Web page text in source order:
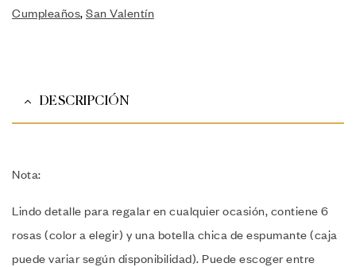
Cumpleaños, San Valentín
DESCRIPCIÓN
Nota:
Lindo detalle para regalar en cualquier ocasión, contiene 6
rosas (color a elegir) y una botella chica de espumante (caja
puede variar según disponibilidad). Puede escoger entre